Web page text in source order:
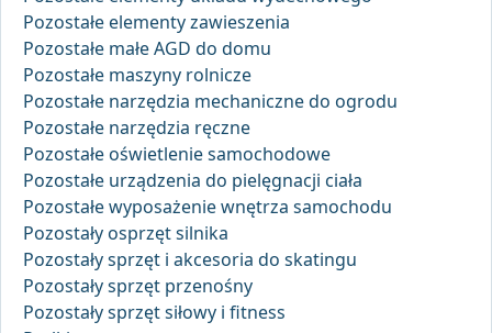
Pozostałe elementy zawieszenia
Pozostałe małe AGD do domu
Pozostałe maszyny rolnicze
Pozostałe narzędzia mechaniczne do ogrodu
Pozostałe narzędzia ręczne
Pozostałe oświetlenie samochodowe
Pozostałe urządzenia do pielęgnacji ciała
Pozostałe wyposażenie wnętrza samochodu
Pozostały osprzęt silnika
Pozostały sprzęt i akcesoria do skatingu
Pozostały sprzęt przenośny
Pozostały sprzęt siłowy i fitness